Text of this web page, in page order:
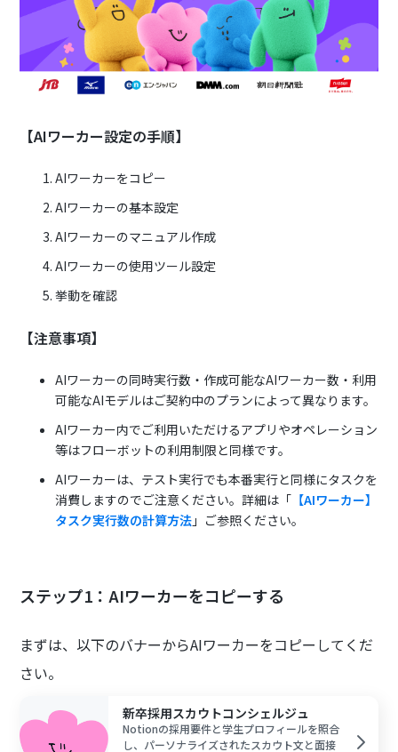
【AIワーカー設定の手順】
AIワーカーをコピー
AIワーカーの基本設定
AIワーカーのマニュアル作成
AIワーカーの使用ツール設定
挙動を確認
【注意事項】
AIワーカーの同時実行数・作成可能なAIワーカー数・利用
可能なAIモデルはご契約中のプランによって異なります。
AIワーカー内でご利用いただけるアプリやオペレーション
等はフローボットの利用制限と同様です。
AIワーカーは、テスト実行でも本番実行と同様にタスクを
消費しますのでご注意ください。詳細は「 【AIワーカー】
タスク実行数の計算方法 」ご参照ください。
ステップ1：AIワーカーをコピーする
まずは、以下のバナーからAIワーカーをコピーしてくだ
さい。
新卒採用スカウトコンシェルジュ
Notionの採用要件と学生プロフィールを照合
し、パーソナライズされたスカウト文と面接